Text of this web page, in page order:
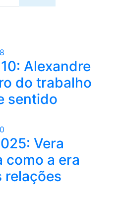
Alexandre
do trabalho
sentido
Vera
como a era
relações